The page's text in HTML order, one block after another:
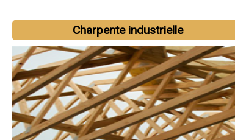
Charpente industrielle